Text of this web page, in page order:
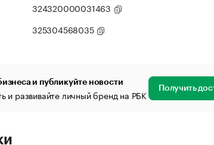
324320000031463
325304568035
и публикуйте новости
и развивайте личный бренд на РБК Получить